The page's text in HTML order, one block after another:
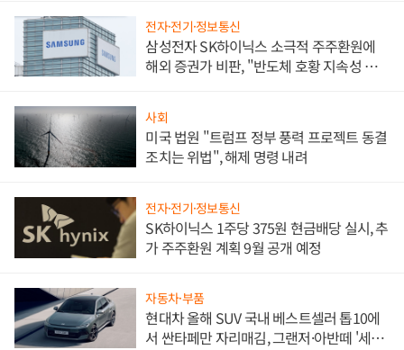
전자·전기·정보통신
삼성전자 SK하이닉스 소극적 주주환원에
해외 증권가 비판, "반도체 호황 지속성 의
사회
미국 법원 "트럼프 정부 풍력 프로젝트 동결
조치는 위법", 해제 명령 내려
전자·전기·정보통신
SK하이닉스 1주당 375원 현금배당 실시, 추
가 주주환원 계획 9월 공개 예정
자동차·부품
현대차 올해 SUV 국내 베스트셀러 톱10에
서 싼타페만 자리매김, 그랜저·아반떼 '세단